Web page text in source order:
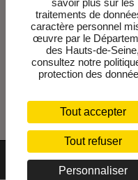
Mentions
savoir plus sur les
traitements de
caractère personnel
œuvre par le
des Hauts-de-Seine,
consultez notre
protection des
Tout accepter
Tout refuser
Personnaliser